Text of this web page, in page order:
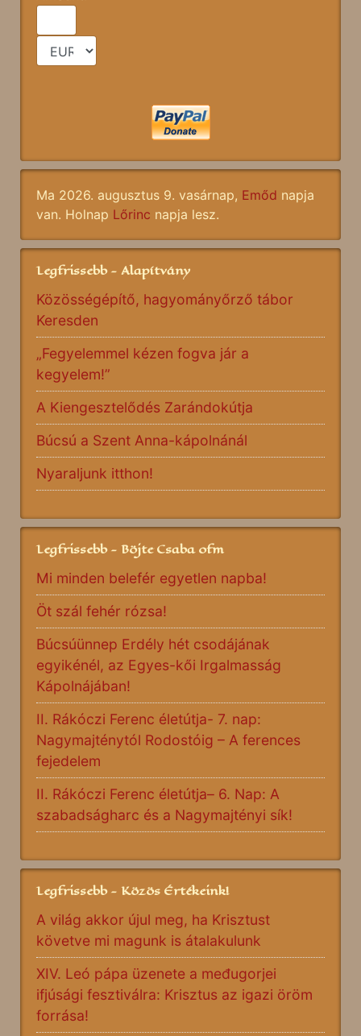
Ma 2026. augusztus 9. vasárnap, Emőd napja
van. Holnap Lőrinc napja lesz.
Legfrissebb - Alapítvány
Közösségépítő, hagyományőrző tábor
Keresden
„Fegyelemmel kézen fogva jár a
kegyelem!”
A Kiengesztelődés Zarándokútja
Búcsú a Szent Anna-kápolnánál
Nyaraljunk itthon!
Legfrissebb - Böjte Csaba ofm
Mi minden belefér egyetlen napba!
Öt szál fehér rózsa!
Búcsúünnep Erdély hét csodájának
egyikénél, az Egyes-kői Irgalmasság
Kápolnájában!
II. Rákóczi Ferenc életútja- 7. nap:
Nagymajténytól Rodostóig – A ferences
fejedelem
II. Rákóczi Ferenc életútja– 6. Nap: A
szabadságharc és a Nagymajtényi sík!
Legfrissebb - Közös Értékeink!
A világ akkor újul meg, ha Krisztust
követve mi magunk is átalakulunk
XIV. Leó pápa üzenete a međugorjei
ifjúsági fesztiválra: Krisztus az igazi öröm
forrása!